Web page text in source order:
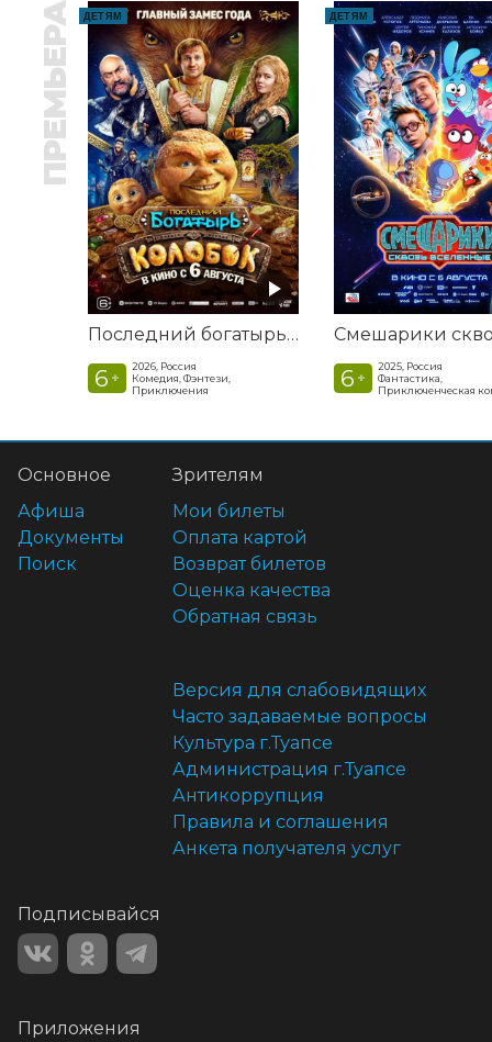
ПРЕМЬЕРА ДЕТЯМ
Последний богатырь. Колобок
6 +
2026, Россия
Комедия, Фэнтези,
Приключения
ДЕТЯМ
6 +
2025, Россия
Фантастика,
Приключенческая
Основное
Афиша
Документы
Поиск
Зрителям
Мои билеты
Оплата картой
Возврат билетов
Оценка качества
Обратная связь
Версия для слабовидящих
Часто задаваемые вопросы
Культура г.Туапсе
Администрация г.Туапсе
Антикоррупция
Правила и соглашения
Анкета получателя услуг
Подписывайся
Приложения